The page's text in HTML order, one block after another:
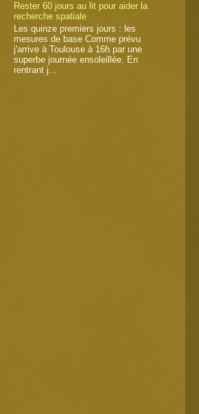
Rester 60 jours au lit pour aider la
recherche spatiale
Les quinze premiers jours : les
mesures de base Comme prévu
j'arrive à Toulouse à 16h par une
superbe journée ensoleillée. En
rentrant j...